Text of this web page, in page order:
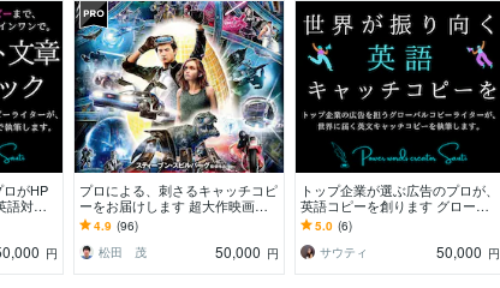
ロがHP
対応
リンガ
円
プロによる、刺さるキャッチコピ
ーをお届けします 超大作映画な
ども手がける、プロのコピーライ
ターによる言葉を。
4.9 (96)
松田 茂
50,000 円
トップ企業が選ぶ広告のプロが、
英語コピーを創ります グローバ
ルコピーライターによる、世界が
振り向くパワーワードを
5.0 (6)
サウティ
50,000 円